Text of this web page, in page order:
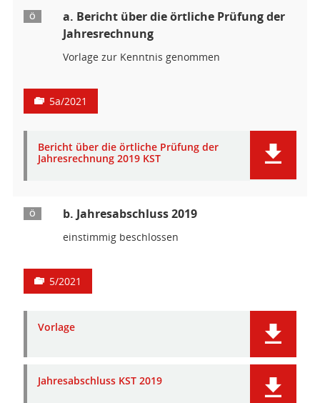
Ö
a. Bericht über die örtliche Prüfung der
Jahresrechnung
Vorlage zur Kenntnis genommen
5a/2021
Bericht über die örtliche Prüfung der
Jahresrechnung 2019 KST
Ö b. Jahresabschluss 2019
einstimmig beschlossen
5/2021
Vorlage
Jahresabschluss KST 2019